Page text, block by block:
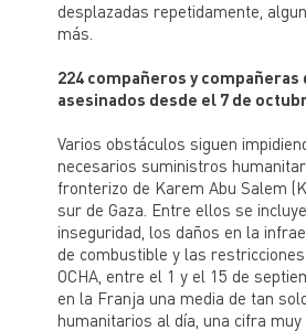
desplazadas repetidamente,
más.
224 compañeros y compañeras
asesinados desde el 7 de
Varios obstáculos siguen
necesarios suministros
fronterizo de Karem Abu Salem
sur de Gaza. Entre ellos se
inseguridad, los daños en la
de combustible y las
OCHA, entre el 1 y el 15 de
en la Franja una media de tan
humanitarios al día, una cifra